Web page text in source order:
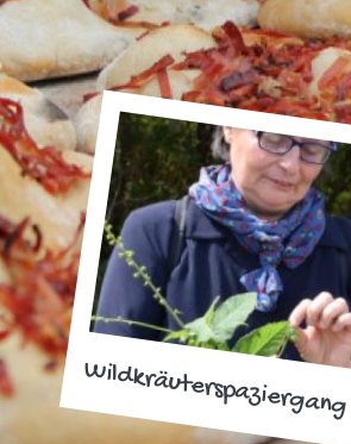
Wildkräuterspaziergang